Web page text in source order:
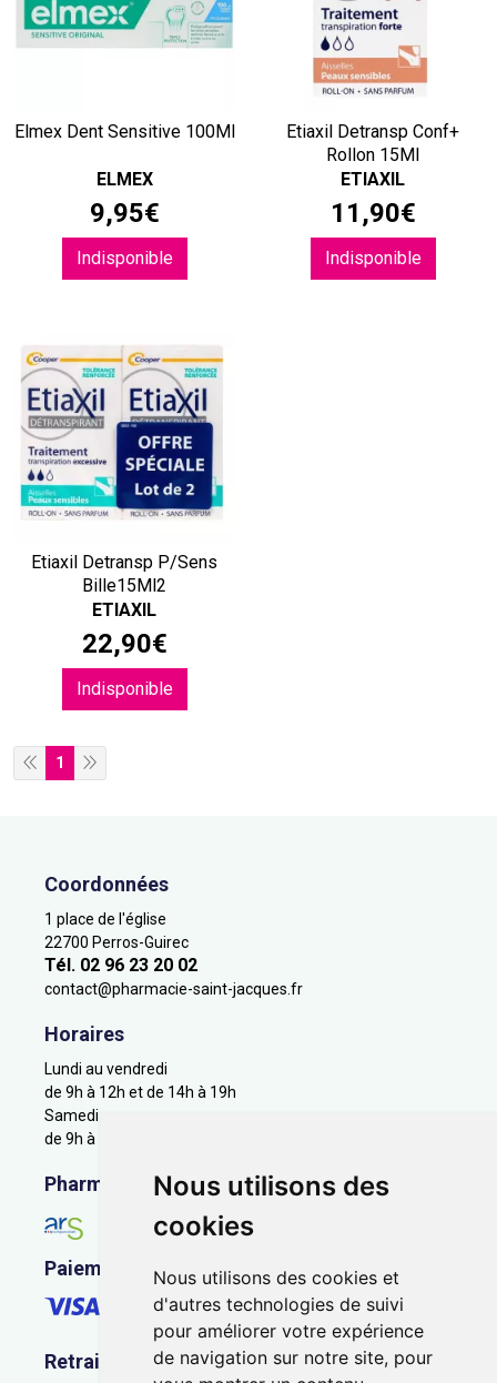
Nous utilisons des
cookies
Nous utilisons des cookies et
d'autres technologies de suivi
pour améliorer votre expérience
de navigation sur notre site, pour
Elmex Dent Sensitive 100Ml
ELMEX
9,95€
Indisponible
Etiaxil Detransp Conf+
Rollon 15Ml
ETIAXIL
11 ,90€
Indisponible
Etiaxil Detransp P/Sens
Bille15Ml2
ETIAXIL
22,90€
Indisponible
1
Coordonnées
1 place de l'église
22700 Perros-Guirec
Tél. 02 96 23 20 02
contact@pharmacie-saint-jacques.fr
Horaires
Lundi au vendredi
de 9h à 12h et de 14h à 19h
Samedi
de 9h à 12h
Pharmacie en ligne agréée
Paiement sécurisé
Retrait - Livraison